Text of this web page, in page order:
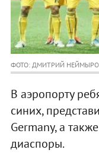
ФОТО: ДМИТРИЙ
В аэропорту
синих,
Germany, а
диаспоры.